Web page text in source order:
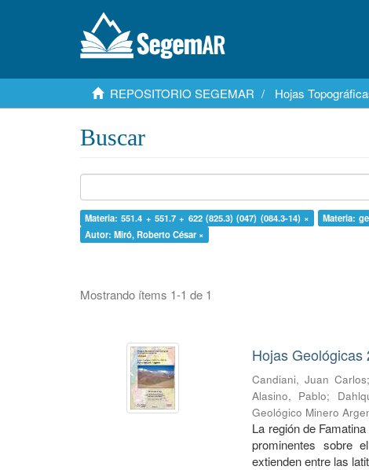
REPOSITORIO SEGEMAR Hojas
Buscar
Materia: 551.4 + 551.7 + 622 (825.3) (047) (084.3-14) × Materia:
Autor: Miró, Roberto César ×
Mostrando ítems 1-1 de 1
Hojas
Candiani, Juan Carlos
Alasino, Pablo;
Geológico Minero
La región de
prominentes sobre
extienden entre las